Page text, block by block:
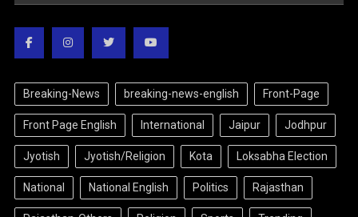
Breaking-News breaking-news-english Front-Page
Front Page English International Jaipur Jodhpur
Jyotish Jyotish/Religion Kota Loksabha Election
National National English Politics Rajasthan